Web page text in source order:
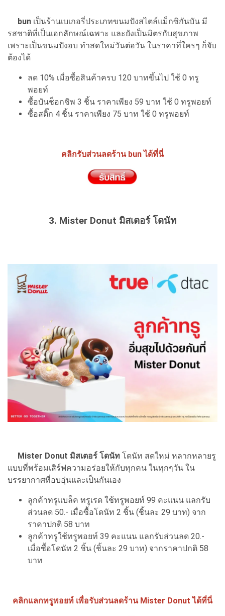
bun เป็นร้านเบเกอรี่ประเภทขนมปังสไตล์แม็กซิกันบัน มี
รสชาติที่เป็นเอกลักษณ์เฉพาะ และยังเป็นมิตรกับสุขภาพ
เพราะเป็นขนมปังอบ ทำสดใหม่วันต่อวัน ในราคาที่ใครๆ ก็จับ
ต้องได้
ลด 10% เมื่อซื้อสินค้าครบ 120 บาทขึ้นไป ใช้ 0 ทรู
พอยท์
ซื้อบันช็อกชิพ 3 ชิ้น ราคาเพียง 59 บาท ใช้ 0 ทรูพอยท์
ซื้อสติ๊ก 4 ชิ้น ราคาเพียง 75 บาท ใช้ 0 ทรูพอยท์
คลิกรับส่วนลดร้าน bun ได้ที่นี่
3. Mister Donut มิสเตอร์ โดนัท
Mister Donut มิสเตอร์ โดนัท โดนัท สดใหม่ หลากหลายรู
แบบที่พร้อมเสิร์ฟความอร่อยให้กับทุกคน ในทุกๆวัน ใน
บรรยากาศที่อบอุ่นและเป็นกันเอง
ลูกค้าทรูแบล็ค ทรูเรด ใช้ทรูพอยท์ 99 คะแนน แลกรับ
ส่วนลด 50.- เมื่อซื้อโดนัท 2 ชิ้น (ชิ้นละ 29 บาท) จาก
ราคาปกติ 58 บาท
ลูกค้าทรูใช้ทรูพอยท์ 39 คะแนน แลกรับส่วนลด 20.-
เมื่อซื้อโดนัท 2 ชิ้น (ชิ้นละ 29 บาท) จากราคาปกติ 58
บาท
คลิกแลกทรูพอยท์ เพื่อรับส่วนลดร้าน Mister Donut ได้ที่นี่